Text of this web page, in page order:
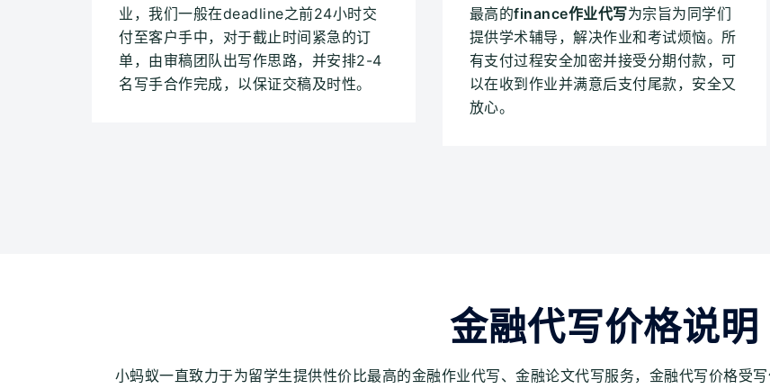
业，我们一般在deadline之前24小时交
付至客户手中，对于截止时间紧急的订
单，由审稿团队出写作思路，并安排2-4
名写手合作完成，以保证交稿及时性。
最高的finance作业代写为宗旨为同学们
提供学术辅导，解决作业和考试烦恼。所
有支付过程安全加密并接受分期付款，可
以在收到作业并满意后支付尾款，安全又
放心。
金融代写价格说明
小蚂蚁一直致力于为留学生提供性价比最高的金融作业代写、金融论文代写服务，金融代写价格受